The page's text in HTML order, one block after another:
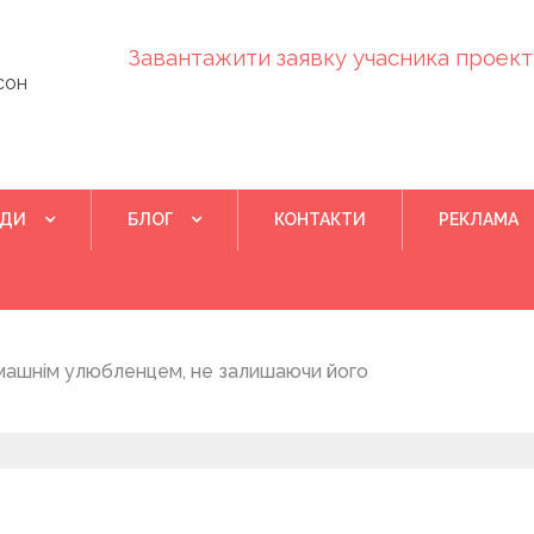
Завантажити заявку учасника
БЛОГ КОНТАКТИ РЕКЛАМА
улюбленцем, не залишаючи його